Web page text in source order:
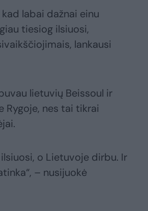
labai dažnai einu
tiesiog ilsiuosi,
lankausi
lietuvių Beissoul ir
Rygoje, nes tai tikrai
o Lietuvoje dirbu. Ir
– nusijuokė